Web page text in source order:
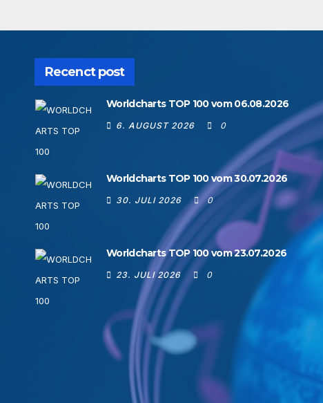
Recenct post
Worldcharts TOP 100 vom 06.08.2026
6. AUGUST 2026 0
Worldcharts TOP 100 vom 30.07.2026
30. JULI 2026 0
Worldcharts TOP 100 vom 23.07.2026
23. JULI 2026 0